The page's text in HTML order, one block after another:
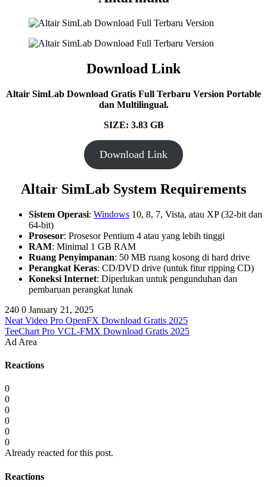
Download Link
Altair SimLab Download Gratis Full Terbaru Version Portable
dan Multilingual.
SIZE: 3.83 GB
Download Link
Altair SimLab System Requirements
Sistem Operasi: Windows 10, 8, 7, Vista, atau XP (32-bit dan
64-bit)
Prosesor: Prosesor Pentium 4 atau yang lebih tinggi
RAM: Minimal 1 GB RAM
Ruang Penyimpanan: 50 MB ruang kosong di hard drive
Perangkat Keras: CD/DVD drive (untuk fitur ripping CD)
Koneksi Internet: Diperlukan untuk pengunduhan dan
pembaruan perangkat lunak
240 0 January 21, 2025
Neat Video Pro OpenFX Download Gratis 2025
TeeChart Pro VCL-FMX Download Gratis 2025
Ad Area
Reactions
0
0
0
0
0
0
Already reacted for this post.
Reactions